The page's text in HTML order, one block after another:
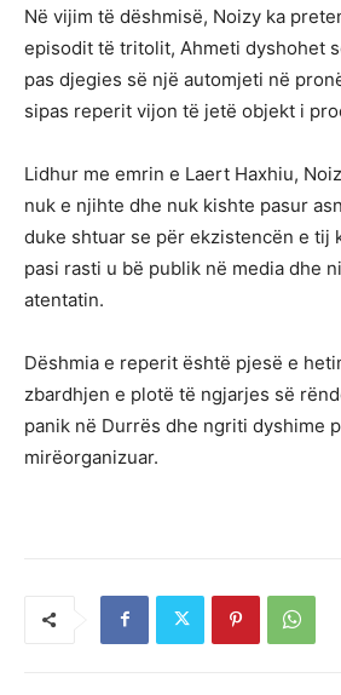
Në vijim të dëshmisë, Noizy ka
episodit të tritolit, Ahmeti dyshohet
pas djegies së një automjeti në
sipas reperit vijon të jetë objekt i
Lidhur me emrin e Laert Haxhiu,
nuk e njihte dhe nuk kishte pasur
duke shtuar se për ekzistencën e tij
pasi rasti u bë publik në media dhe
atentatin.
Dëshmia e reperit është pjesë e
zbardhjen e plotë të ngjarjes së
panik në Durrës dhe ngriti dyshime
mirëorganizuar.